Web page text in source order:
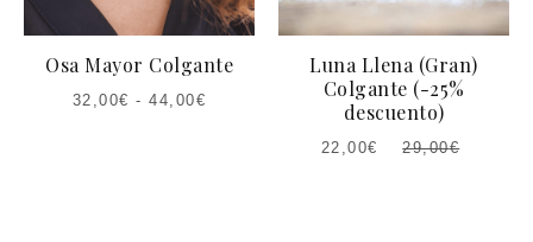
Osa Mayor Colgante
32,00€ -44,00€
Luna Llena (Gran)
Colgante (-25%
descuento)
29,00€
EL
22,00€